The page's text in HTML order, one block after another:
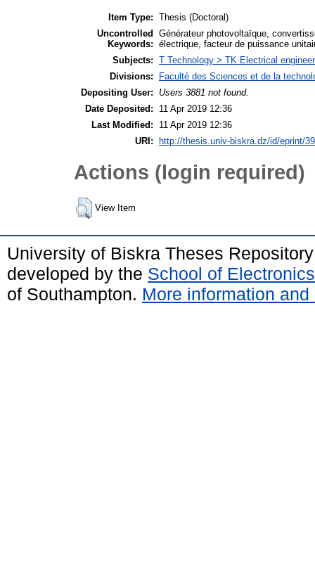
Item Type: Thesis (Doctoral)
Uncontrolled
Keywords:
Générateur photovoltaïque,
électrique, facteur de puissance
Subjects: T Technology > TK Electrical
Divisions:
Faculté des Sciences et de la
Depositing User:
Users 3881 not found.
Date Deposited:
11 Apr 2019 12:36
Last Modified:
11 Apr 2019 12:36
URI:
http://thesis.univ-biskra.dz/id/eprint/
Actions (login required)
View Item
University of Biskra Theses
developed by the School of
of Southampton. More information